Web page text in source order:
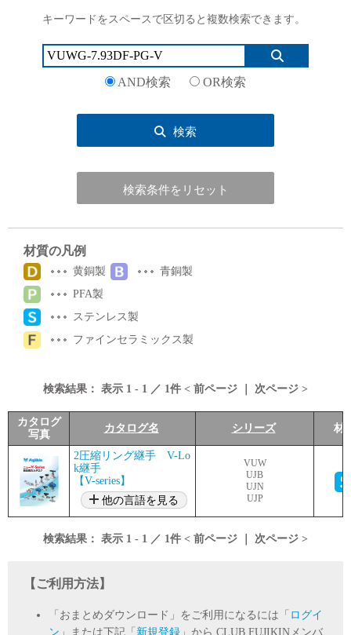
お問い合わせ
キーワードをスペースで区切ると複数検索できます。
AND検索 OR検索
検索
検索条件をリセット
材質の凡例
黄銅製
青銅製
PFA製
ステンレス製
ファインセラミックス製
検索結果： 表示 1 - 1 ／ 1件 < 前ページ 次ページ >
カタログ
写真
カタログ名 シリーズ 材
2圧縮リング継手 V-Lo
k継手
【V-series】
他の言語を見る
VUW
UJB
UJN
UJP
検索結果： 表示 1 - 1 ／ 1件 < 前ページ 次ページ >
【ご利用方法】
「おまとめダウンロード」をご利用になるには「 ログイ
ン 」または下記「 新規登録 」から CLUB FUJIKINメンバ